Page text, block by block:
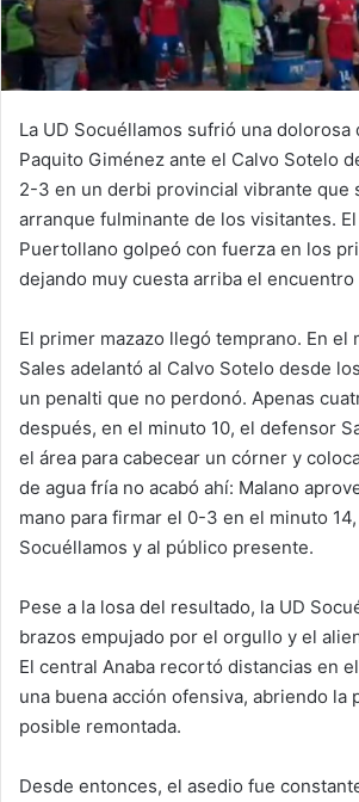
La UD Socuéllamos sufrió una dolorosa
Paquito Giménez ante el Calvo Sotelo
2-3 en un derbi provincial vibrante que
arranque fulminante de los visitantes.
Puertollano golpeó con fuerza en los
dejando muy cuesta arriba el encuentro
El primer mazazo llegó temprano. En el
Sales adelantó al Calvo Sotelo desde
un penalti que no perdonó. Apenas
después, en el minuto 10, el defensor
el área para cabecear un córner y
de agua fría no acabó ahí: Malano
mano para firmar el 0-3 en el minuto
Socuéllamos y al público presente.
Pese a la losa del resultado, la UD
brazos empujado por el orgullo y el
El central Anaba recortó distancias en
una buena acción ofensiva, abriendo la
posible remontada.
Desde entonces, el asedio fue